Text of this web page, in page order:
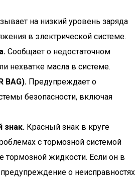
на низкий уровень заряда
в электрической системе.
Сообщает о недостаточном
нехватке масла в системе.
BAG). Предупреждает о
безопасности, включая
знак. Красный знак в круге
с тормозной системой
тормозной жидкости. Если он в
предупреждение о неисправностях